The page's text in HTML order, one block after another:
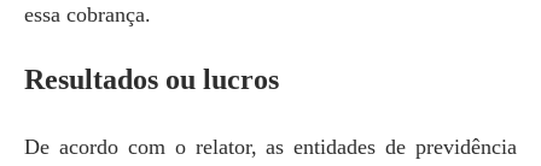
essa cobrança.
Resultados ou lucros
De acordo com o relator, as entidades de previdência